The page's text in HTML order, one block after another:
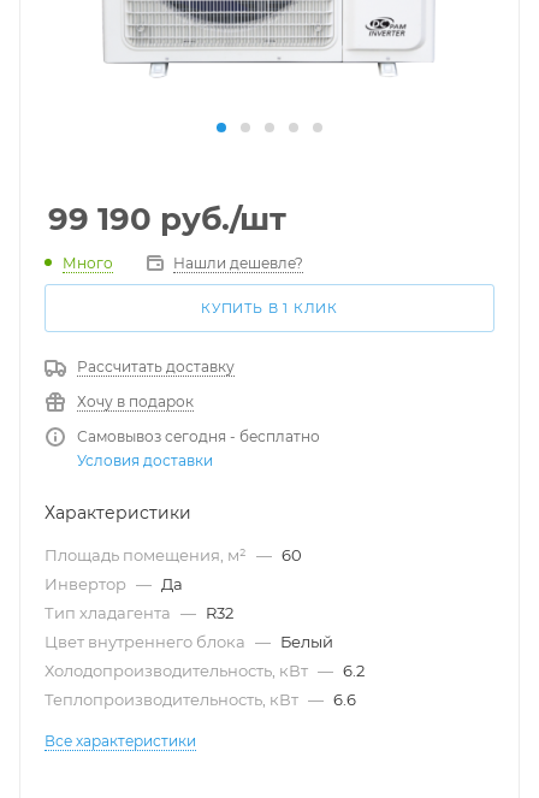
99 190 руб./шт
Много Нашли дешевле?
КУПИТЬ В 1 КЛИК
Рассчитать доставку
Хочу в подарок
Самовывоз сегодня - бесплатно
Условия доставки
Характеристики
Площадь помещения, м² — 60
Инвертор — Да
Тип хладагента — R32
Цвет внутреннего блока — Белый
Холодопроизводительность, кВт — 6.2
Теплопроизводительность, кВт — 6.6
Все характеристики